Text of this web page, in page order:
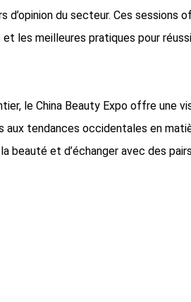
d’opinion du secteur. Ces sessions
les meilleures pratiques pour
le China Beauty Expo offre une
aux tendances occidentales en
beauté et d’échanger avec des pairs